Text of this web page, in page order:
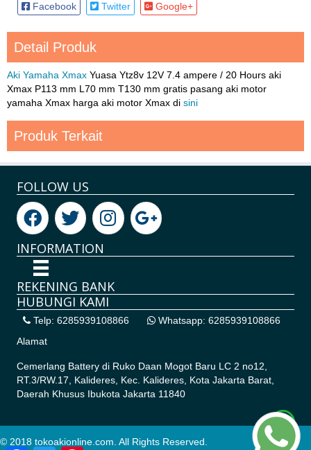
Facebook
Twitter Google+
Detail Produk
Aki Yamaha Xmax Yuasa Ytz8v 12V 7.4 ampere / 20 Hours aki
Xmax P113 mm L70 mm T130 mm gratis pasang aki motor
yamaha Xmax harga aki motor Xmax di sini
Produk Terkait
FOLLOW US
INFORMATION
REKENING BANK
HUBUNGI KAMI
Telp: 6285939108866
Whatsapp: 6285939108866
Alamat
Cemerlang Battery di Ruko Daan Mogot Baru LC 2 no12,
RT.3/RW.17, Kalideres, Kec. Kalideres, Kota Jakarta Barat,
Daerah Khusus Ibukota Jakarta 11840
© 2018 tokoakionline.com. All Rights Reserved.